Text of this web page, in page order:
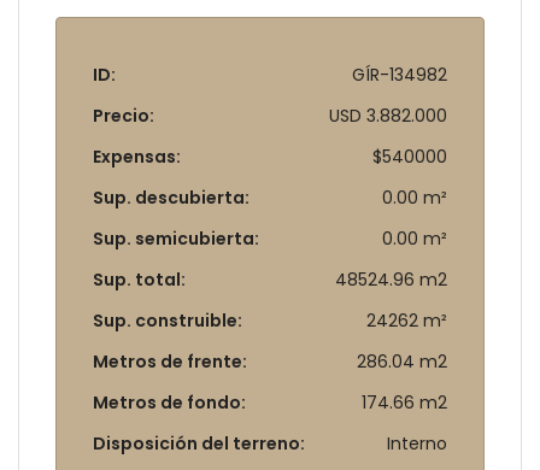
ID:
GÍR-134982
Precio:
USD 3.882.000
Expensas:
$540000
Sup. descubierta:
0.00 m²
Sup. semicubierta:
0.00 m²
Sup. total:
48524.96 m2
Sup. construible:
24262 m²
Metros de frente:
286.04 m2
Metros de fondo:
174.66 m2
Disposición del terreno:
Interno